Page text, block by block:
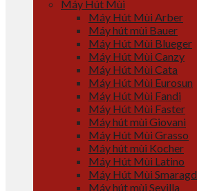
Máy Hút Mùi
Máy Hút Mùi Arber
Máy hút mùi Bauer
Máy Hút Mùi Blueger
Máy Hút Mùi Canzy
Máy Hút Mùi Cata
Máy Hút Mùi Eurosun
Máy Hút Mùi Fandi
Máy Hút Mùi Faster
Máy hút mùi Giovani
Máy Hút Mùi Grasso
Máy hút mùi Kocher
Máy Hút Mùi Latino
Máy Hút Mùi Smaragd
Máy hút mùi Sevilla